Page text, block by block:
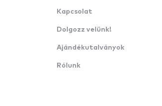
Kapcsolat
Dolgozz velünk!
Ajándékutalványok
Rólunk